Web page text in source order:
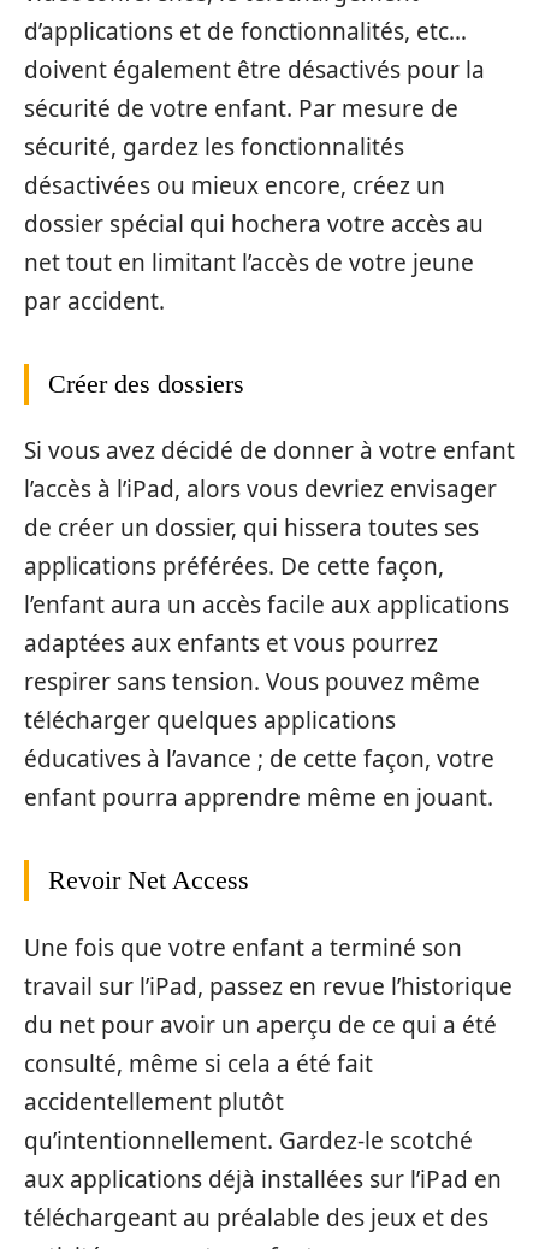
d’applications et de fonctionnalités, etc…
doivent également être désactivés pour la
sécurité de votre enfant. Par mesure de
sécurité, gardez les fonctionnalités
désactivées ou mieux encore, créez un
dossier spécial qui hochera votre accès au
net tout en limitant l’accès de votre jeune
par accident.
Créer des dossiers
Si vous avez décidé de donner à votre enfant
l’accès à l’iPad, alors vous devriez envisager
de créer un dossier, qui hissera toutes ses
applications préférées. De cette façon,
l’enfant aura un accès facile aux applications
adaptées aux enfants et vous pourrez
respirer sans tension. Vous pouvez même
télécharger quelques applications
éducatives à l’avance ; de cette façon, votre
enfant pourra apprendre même en jouant.
Revoir Net Access
Une fois que votre enfant a terminé son
travail sur l’iPad, passez en revue l’historique
du net pour avoir un aperçu de ce qui a été
consulté, même si cela a été fait
accidentellement plutôt
qu’intentionnellement. Gardez-le scotché
aux applications déjà installées sur l’iPad en
téléchargeant au préalable des jeux et des